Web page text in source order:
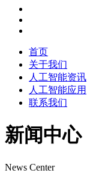
首页
关于我们
人工智能资讯
人工智能应用
联系我们
新闻中心
News Center